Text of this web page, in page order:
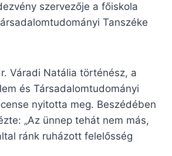
szervezője a főiskola
Tanszéke
Váradi Natália történész, a
és Társadalomtudományi
nyitotta meg. Beszédében
„Az ünnep tehát nem más,
ránk ruházott felelősség